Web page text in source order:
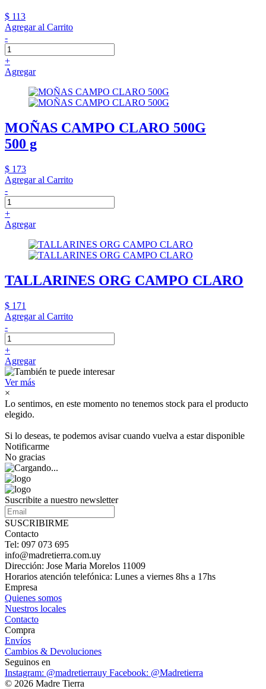
$ 113
Agregar al Carrito
-
+
Agregar
MOÑAS CAMPO CLARO 500G
500 g
$ 173
Agregar al Carrito
-
+
Agregar
TALLARINES ORG CAMPO CLARO
$ 171
Agregar al Carrito
-
+
Agregar
Ver más
×
Lo sentimos, en este momento no tenemos stock para el producto
elegido.
Si lo deseas, te podemos avisar cuando vuelva a estar disponible
Notificarme
No gracias
Suscribite a nuestro newsletter
SUSCRIBIRME
Contacto
Tel: 097 073 695
info@madretierra.com.uy
Dirección: Jose Maria Morelos 11009
Horarios atención telefónica: Lunes a viernes 8hs a 17hs
Empresa
Quienes somos
Nuestros locales
Contacto
Compra
Envíos
Cambios & Devoluciones
Seguinos en
Instagram: @madretierrauy Facebook: @Madretierra
© 2026 Madre Tierra